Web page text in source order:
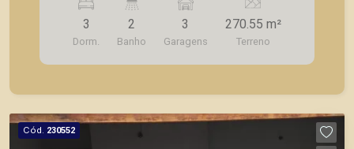
coberto; - 2 vagas de garagem coberta. Casa 2
com 65m²: - 2 dormitórios; - Banheiro social; -
Sala para 2 ambientes; - Cozinha; - Área de
serviços; - 1 vaga de garagem. A Piramid tem
imóveis prontos, usados ou mesmo nos
principais lançamentos da cidade de Ribeirão
3
Dorm.
2
Banho
3
Garagens
270.55 m²
Terreno
Cód. 230552